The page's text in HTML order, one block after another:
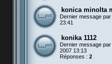
konica minolta
Dernier message par
23:41
konika 1112
Dernier message par
2007 13:13
Réponses : 2